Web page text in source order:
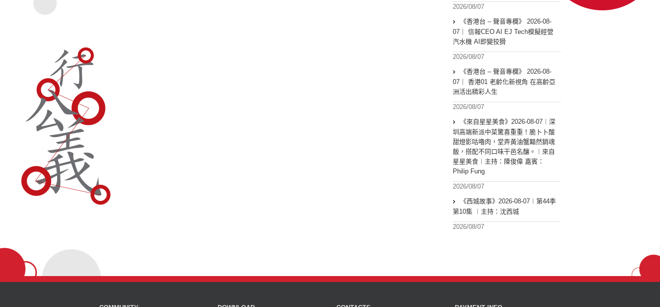
2026/08/07
《香港台 – 聲音專欄》 2026-08-
07｜ 信報CEO AI EJ Tech模擬經營
汽水機 AI即變狡猾
2026/08/07
《香港台 – 聲音專欄》 2026-08-
07｜ 香港01 老齡化新視角 在高齡亞
洲活出精彩人生
2026/08/07
《來自星星美食》2026-08-07︱深
圳高端新派中菜驚喜重重！脆卜卜酸
甜燈影咕嚕肉，堂弄黃油蟹黯然銷魂
飯，搭配不同口味干邑名釀。︱來自
星星美食︱主持：陳俊偉 嘉賓：
Philip Fung
2026/08/07
《西城故事》2026-08-07︱第44季
第10集 ︱主持：沈西城
2026/08/07